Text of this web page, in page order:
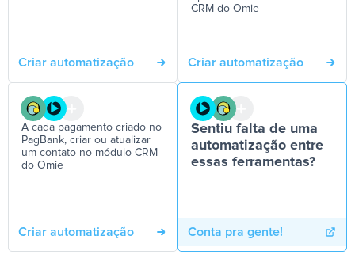
Criar automatização
CRM do Omie
Criar automatização
A cada pagamento criado no
PagBank, criar ou atualizar
um contato no módulo CRM
do Omie
Criar automatização
Sentiu falta de uma
automatização entre
essas ferramentas?
Conta pra gente!